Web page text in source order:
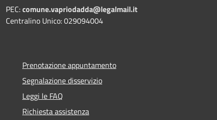
PEC:comune.vapriodadda@legalmail.it
Centralino Unico: 029094004
Prenotazione appuntamento
Segnalazione disservizio
Leggi le FAQ
Richiesta assistenza